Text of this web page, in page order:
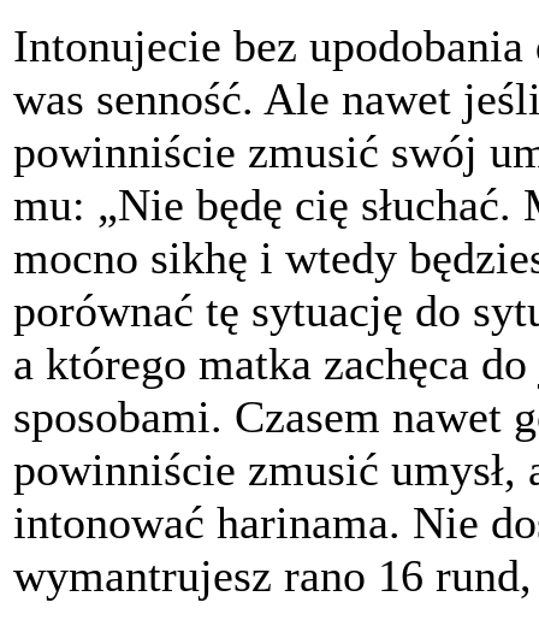
Intonujecie bez
was senność. Ale nawet
powinniście zmusić swój
mu: „Nie będę cię
mocno sikhę i wtedy
porównać tę sytuację do
a którego matka zachęca
sposobami. Czasem nawet
powinniście zmusić umysł,
intonować harinama. Nie
wymantrujesz rano 16